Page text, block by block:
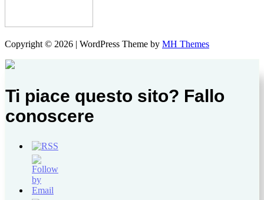
Copyright © 2026 | WordPress Theme by MH Themes
Ti piace questo sito? Fallo
conoscere